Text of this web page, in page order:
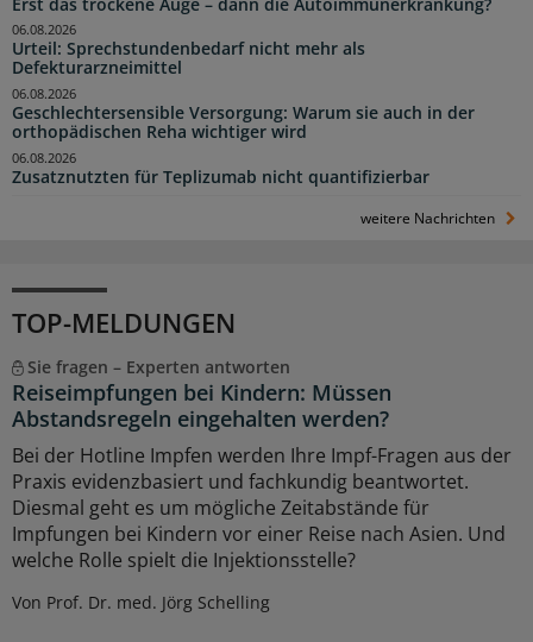
Erst das trockene Auge – dann die Autoimmunerkrankung?
Urteil: Sprechstundenbedarf nicht mehr als
Defekturarzneimittel
06.08.2026
Geschlechtersensible Versorgung: Warum sie auch in der
orthopädischen Reha wichtiger wird
06.08.2026
Zusatznutzten für Teplizumab nicht quantifizierbar
06.08.2026
weitere Nachrichten
TOP-MELDUNGEN
Sie fragen – Experten antworten
Reiseimpfungen bei Kindern: Müssen
Abstandsregeln eingehalten werden?
Bei der Hotline Impfen werden Ihre Impf-Fragen aus der
Praxis evidenzbasiert und fachkundig beantwortet.
Diesmal geht es um mögliche Zeitabstände für
Impfungen bei Kindern vor einer Reise nach Asien. Und
welche Rolle spielt die Injektionsstelle?
Von Prof. Dr. med. Jörg Schelling